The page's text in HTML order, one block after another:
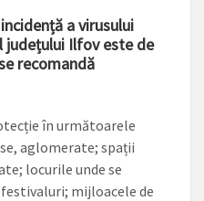
a virusului
județului Ilfov este de
recomandă
în următoarele
aglomerate; spații
locurile unde se
mijloacele de